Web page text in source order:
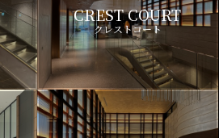
CREST COURT
クレストコート